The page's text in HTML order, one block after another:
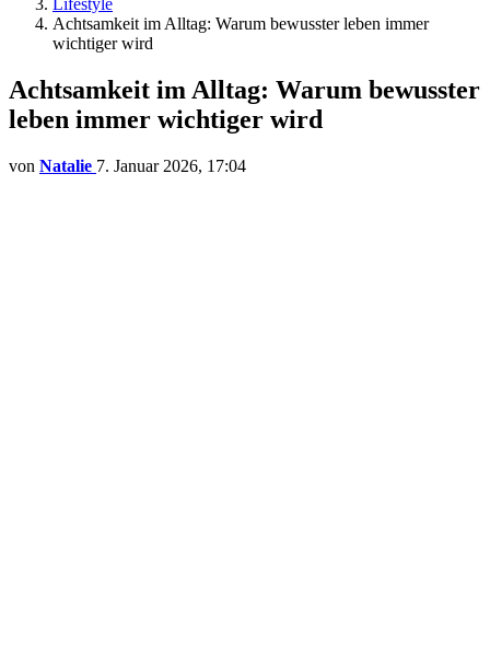
Lifestyle
Achtsamkeit im Alltag: Warum bewusster leben immer
wichtiger wird
Achtsamkeit im Alltag: Warum bewusster
leben immer wichtiger wird
von Natalie 7. Januar 2026, 17:04